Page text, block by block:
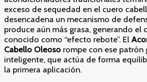
exceso de sequedad en el cuero
desencadena un mecanismo de
produce aún más grasa, generando el
conocido como “efecto rebote”. El
Cabello Oleoso rompe con ese patrón
inteligente, que actúa de forma
la primera aplicación.